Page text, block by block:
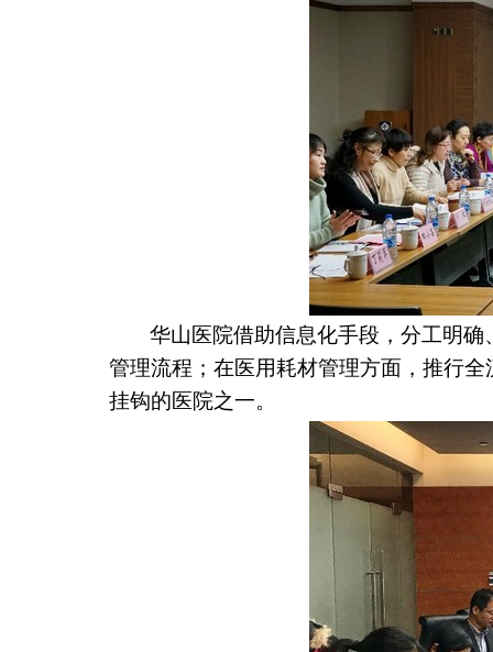
华山医院借助信息化手段，分工明
管理流程；在医用耗材管理方面，推行
挂钩的医院之一。